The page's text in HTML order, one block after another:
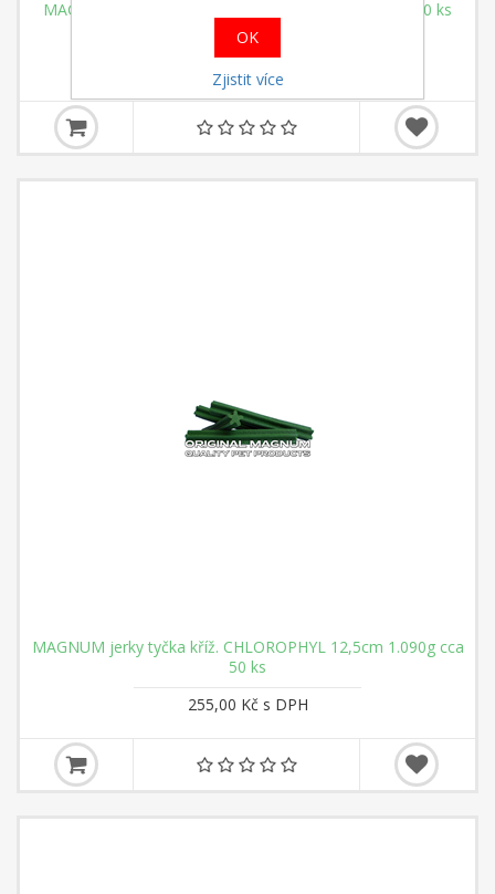
MAGNUM jerky tyčka kříž. BEEF 12,5cm 1.090g cca 50 ks
MAGNUM jerky tyčka kříž. CHLOROPHYL 12,5cm 1.090g cca
50 ks
255,00 Kč s DPH
OK
Zjistit více